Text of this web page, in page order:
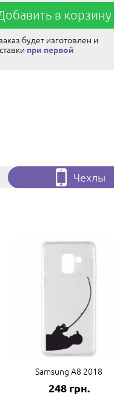
в корзину
будет изготовлен и
при первой
Чехлы
Samsung A8 2018
248 грн.